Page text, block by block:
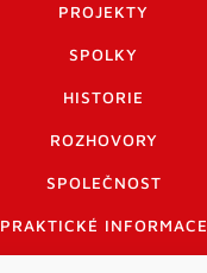
PROJEKTY
SPOLKY
HISTORIE
ROZHOVORY
SPOLEČNOST
PRAKTICKÉ INFORMACE